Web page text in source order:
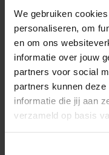
We gebruiken
personaliseren, om
en om ons
informatie over jouw
partners voor social
partners kunnen
informatie die jij aan
verzameld op basis
ProRail wil meer
om de
de (vracht)auto en
samenleving wordt
omdat het een van
trein de minste CO 2-
infrastructuur,